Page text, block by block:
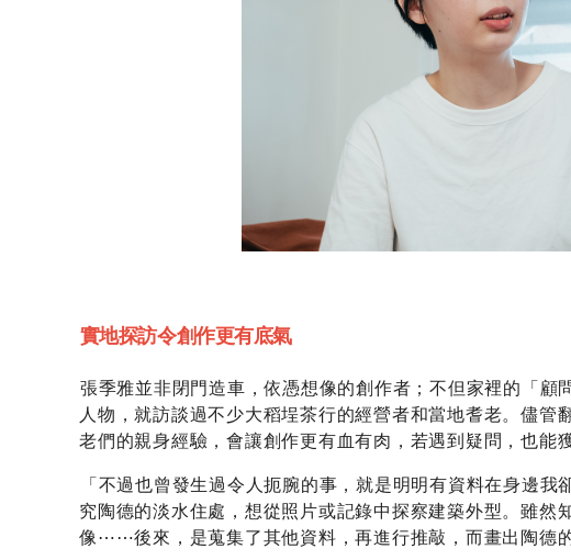
實地探訪令創作更有底氣
張季雅並非閉門造車，依憑想像的創作者；不但家裡的「
人物，就訪談過不少大稻埕茶行的經營者和當地耆老。儘
老們的親身經驗，會讓創作更有血有肉，若遇到疑問，也能
「不過也曾發生過令人扼腕的事，就是明明有資料在身邊
究陶德的淡水住處，想從照片或記錄中探察建築外型。雖
像⋯⋯後來，是蒐集了其他資料，再進行推敲，而畫出陶德的